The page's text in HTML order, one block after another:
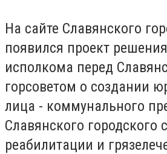
На сайте Славянского
появился проект
исполкома перед
горсоветом о создании
лица - коммунального
Славянского городского
реабилитации и